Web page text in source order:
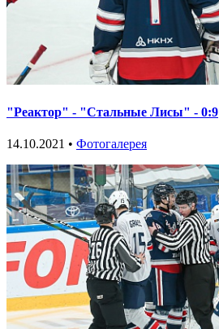
"Реактор" - "Стальные Лисы" - 0:9
14.10.2021 • Фотогалерея